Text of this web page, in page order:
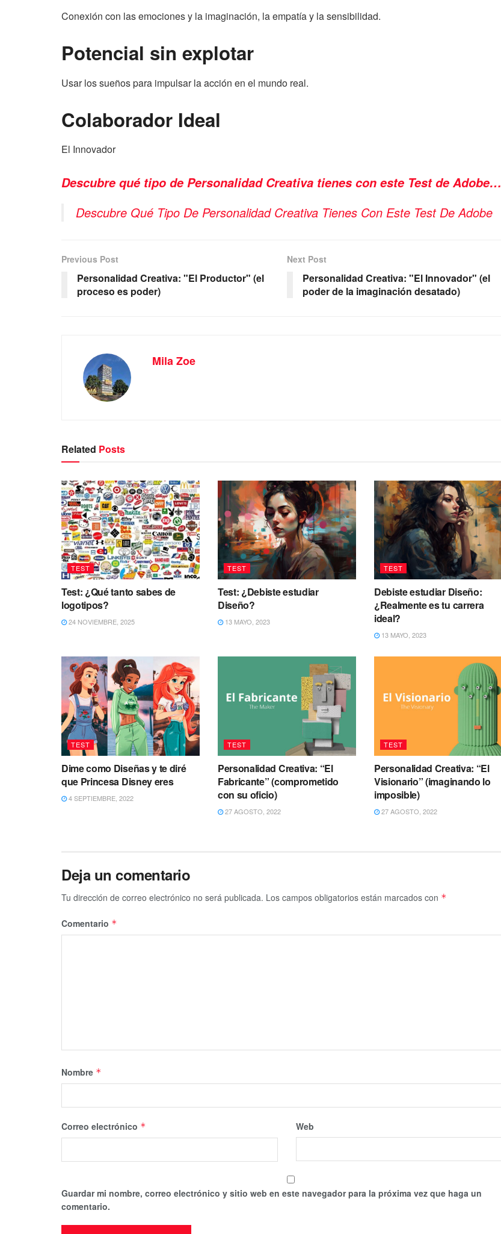
Conexión con las emociones y la imaginación, la empatía y la sensibilidad.
Potencial sin explotar
Usar los sueños para impulsar la acción en el mundo real.
Colaborador Ideal
El Innovador
Descubre qué tipo de Personalidad Creativa tienes con este Test de Adobe…
Descubre Qué Tipo De Personalidad Creativa Tienes Con Este Test De Adobe
Previous Post
Personalidad Creativa: "El Productor" (el
proceso es poder)
Next Post
Personalidad Creativa: "El Innovador" (el
poder de la imaginación desatado)
Mila Zoe
Related Posts
TEST
Test: ¿Qué tanto sabes de
logotipos?
24 NOVIEMBRE, 2025
TEST
Test: ¿Debiste estudiar
Diseño?
13 MAYO, 2023
TEST
Debiste estudiar Diseño:
¿Realmente es tu carrera
ideal?
13 MAYO, 2023
TEST
Dime como Diseñas y te diré
que Princesa Disney eres
4 SEPTIEMBRE, 2022
TEST
Personalidad Creativa: “El
Fabricante” (comprometido
con su oficio)
27 AGOSTO, 2022
TEST
Personalidad Creativa: “El
Visionario” (imaginando lo
imposible)
27 AGOSTO, 2022
Deja un comentario
Tu dirección de correo electrónico no será publicada. Los campos obligatorios están marcados con *
Comentario *
Nombre *
Correo electrónico * Web
Guardar mi nombre, correo electrónico y sitio web en este navegador para la próxima vez que haga un
comentario.